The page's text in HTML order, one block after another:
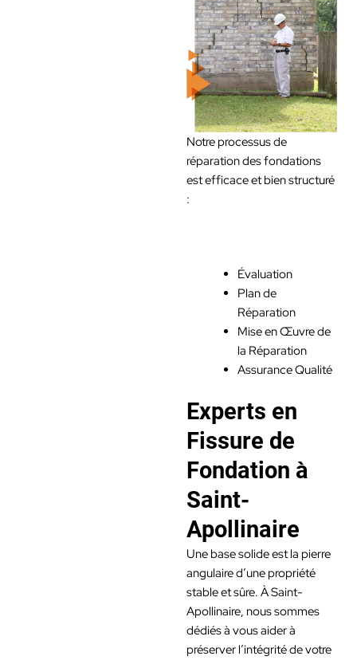
Notre processus de
réparation des fondations
est efficace et bien structuré
:
Évaluation
Plan de
Réparation
Mise en Œuvre de
la Réparation
Assurance Qualité
Experts en
Fissure de
Fondation à
Saint-
Apollinaire
Une base solide est la pierre
angulaire d’une propriété
stable et sûre. À Saint-
Apollinaire, nous sommes
dédiés à vous aider à
préserver l’intégrité de votre